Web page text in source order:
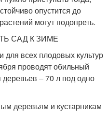
опустится до
могут подопреть.
для всех плодовых культур
проводят обильный
– 70 л под одно
деревьям и кустарникам